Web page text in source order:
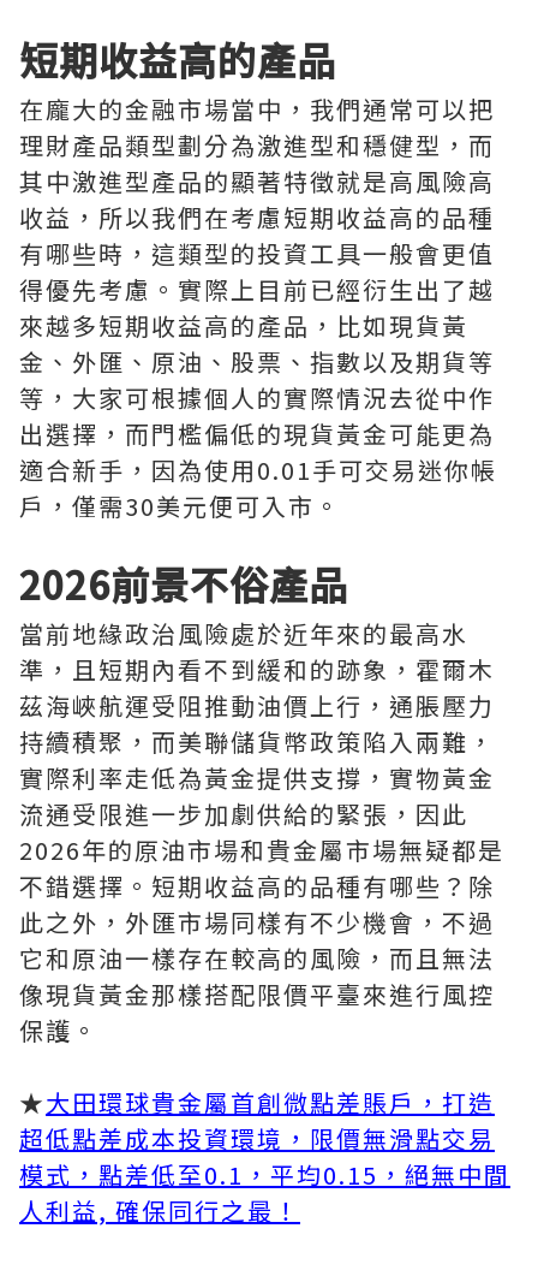
短期收益高的產品
在龐大的金融市場當中，我們通常可以把
理財產品類型劃分為激進型和穩健型，而
其中激進型產品的顯著特徵就是高風險高
收益，所以我們在考慮短期收益高的品種
有哪些時，這類型的投資工具一般會更值
得優先考慮。實際上目前已經衍生出了越
來越多短期收益高的產品，比如現貨黃
金、外匯、原油、股票、指數以及期貨等
等，大家可根據個人的實際情況去從中作
出選擇，而門檻偏低的現貨黃金可能更為
適合新手，因為使用0.01手可交易迷你帳
戶，僅需30美元便可入市。
2026前景不俗產品
當前地緣政治風險處於近年來的最高水
準，且短期內看不到緩和的跡象，霍爾木
茲海峽航運受阻推動油價上行，通脹壓力
持續積聚，而美聯儲貨幣政策陷入兩難，
實際利率走低為黃金提供支撐，實物黃金
流通受限進一步加劇供給的緊張，因此
2026年的原油市場和貴金屬市場無疑都是
不錯選擇。短期收益高的品種有哪些？除
此之外，外匯市場同樣有不少機會，不過
它和原油一樣存在較高的風險，而且無法
像現貨黃金那樣搭配限價平臺來進行風控
保護。
★大田環球貴金屬首創微點差賬戶，打造
超低點差成本投資環境，限價無滑點交易
模式，點差低至0.1，平均0.15，絕無中間
人利益, 確保同行之最！